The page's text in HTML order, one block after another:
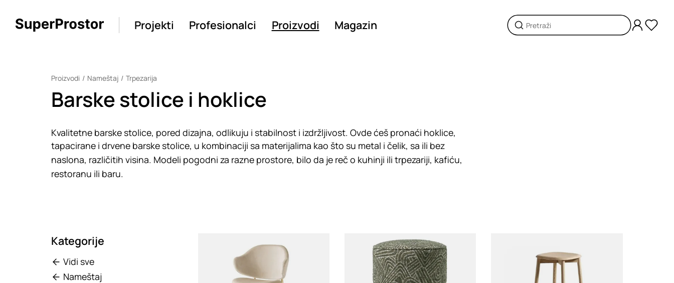
Projekti Profesionalci Proizvodi Magazin
Proizvodi Nameštaj Trpezarija
Barske stolice i hoklice
Kvalitetne barske stolice, pored dizajna, odlikuju i stabilnost i izdržljivost. Ovde ćeš pronaći hoklice,
tapacirane i drvene barske stolice, u kombinaciji sa materijalima kao što su metal i čelik, sa ili bez
naslona, različitih visina. Modeli pogodni za razne prostore, bilo da je reč o kuhinji ili trpezariji, kafiću,
restoranu ili baru.
Kategorije
Vidi sve
Nameštaj